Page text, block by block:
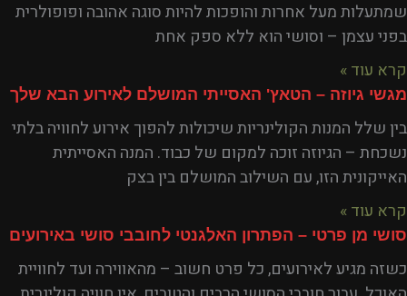
שמתעלות מעל אחרות והופכות להיות סוגה אהובה ופופולרית
בפני עצמן – וסושי הוא ללא ספק אחת
קרא עוד »
מגשי גיוזה – הטאץ' האסייתי המושלם לאירוע הבא שלך
בין שלל המנות הקולינריות שיכולות להפוך אירוע לחוויה בלתי
נשכחת – הגיוזה זוכה למקום של כבוד. המנה האסייתית
האייקונית הזו, עם השילוב המושלם בין בצק
קרא עוד »
סושי מן פרטי – הפתרון האלגנטי לחובבי סושי באירועים
כשזה מגיע לאירועים, כל פרט חשוב – מהאווירה ועד לחוויית